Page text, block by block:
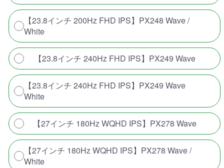
【23.8インチ 200Hz FHD IPS】PX248 Wave /
White
【23.8インチ 240Hz FHD IPS】PX249 Wave
【23.8インチ 240Hz FHD IPS】PX249 Wave
White
【27インチ 180Hz WQHD IPS】PX278 Wave
【27インチ 180Hz WQHD IPS】PX278 Wave /
White